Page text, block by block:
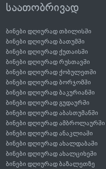
საათობრივად
ბინები დღიურად თბილისში
ბინები დღიურად ბათუმში
ბინები დღიურად ქუთაისში
ბინები დღიურად რუსთავში
ბინები დღიურად ქობულეთში
ბინები დღიურად ბორჯომში
ბინები დღიურად ბაკურიანში
ბინები დღიურად გუდაურში
ბინები დღიურად აბასთუმანში
ბინები დღიურად ამბროლაურში
ბინები დღიურად ანაკლიაში
ბინები დღიურად ახალდაბაში
ბინები დღიურად ახალციხეში
ბინები დღიურად ბაზალეთზე